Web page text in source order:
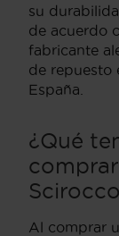
su
de acuerdo
fabricante
de repuesto
España.
¿Qué
Al comprar